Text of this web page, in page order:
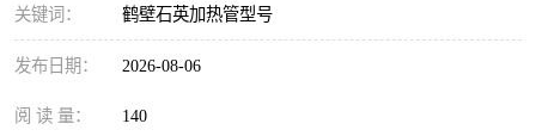
关键词： 鹤壁石英加热管型号
发布日期： 2026-08-06
阅 读 量： 140